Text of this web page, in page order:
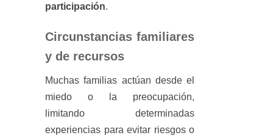
participación.
Circunstancias familiares
y de recursos
Muchas familias actúan desde el
miedo o la preocupación,
limitando determinadas
experiencias para evitar riesgos o